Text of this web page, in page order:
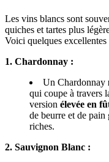
Les vins blancs sont
quiches et tartes plus
Voici quelques excellentes
1. Chardonnay :
Un Chardonnay
qui coupe à travers
version élevée en
de beurre et de
riches.
2. Sauvignon Blanc :